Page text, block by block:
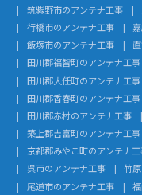
筑紫野市のアンテナ工事
行橋市のアンテナ工事
飯塚市のアンテナ工事
田川郡福智町のアンテナ工事
田川郡大任町のアンテナ工事
田川郡香春町のアンテナ工事
田川郡赤村のアンテナ工事
築上郡吉富町のアンテナ工事
京都郡みやこ町のアンテナ
呉市のアンテナ工事
竹
尾道市のアンテナ工事